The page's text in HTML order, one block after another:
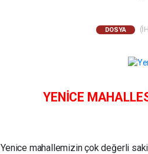
DOSYA
YENİCE MAHALLESİ
Yenice mahallemizin çok değerli